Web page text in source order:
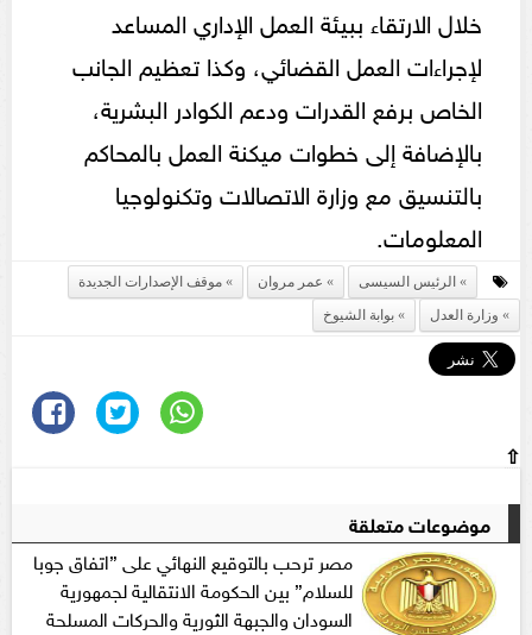
خلال الارتقاء ببيئة العمل الإداري المساعد
لإجراءات العمل القضائي، وكذا تعظيم الجانب
الخاص برفع القدرات ودعم الكوادر البشرية،
بالإضافة إلى خطوات ميكنة العمل بالمحاكم
بالتنسيق مع وزارة الاتصالات وتكنولوجيا
المعلومات.
الرئيس السيسى عمر مروان
موقف الإصدارات الجديدة
وزارة العدل
بوابة الشيوخ
⇧
موضوعات متعلقة
مصر ترحب بالتوقيع النهائي على ”اتفاق جوبا
للسلام” بين الحكومة الانتقالية لجمهورية
السودان والجبهة الثورية والحركات المسلحة